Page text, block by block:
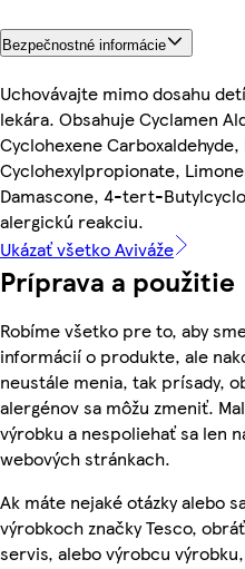
Bezpečnostné informácie
Uchovávajte mimo dosahu
lekára. Obsahuje Cyclamen
Cyclohexene
Cyclohexylpropionate,
Damascone, 4-tert-
alergickú reakciu.
Ukázať všetko Aviváže
Príprava a použitie
Robíme všetko pre to, aby
informácií o produkte, ale
neustále menia, tak prísady,
alergénov sa môžu zmeniť.
výrobku a nespoliehať sa len
webových stránkach.
Ak máte nejaké otázky alebo
výrobkoch značky Tesco,
servis, alebo výrobcu